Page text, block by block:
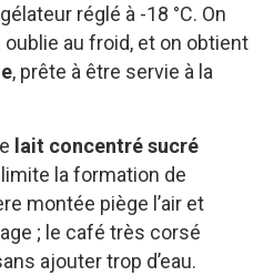
réglé à -18 °C. On
au froid, et on obtient
, prête à être servie à la
lait concentré sucré
la formation de
montée piège l’air et
; le café très corsé
ajouter trop d’eau.